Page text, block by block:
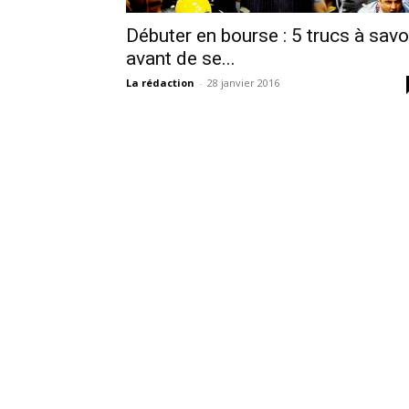
Débuter en bourse : 5 trucs à
avant de se...
La rédaction - 28 janvier 2016